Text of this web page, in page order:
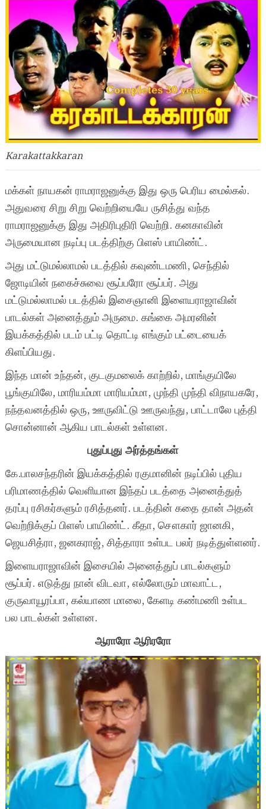
Karakattakkaran
மக்கள் நாயகன் ராமராஜனுக்கு இது ஒரு பெரிய மைல்கல்.
அதுவரை சிறு சிறு வெற்றியையே ருசித்து வந்த
ராமராஜனுக்கு இது அதிரிபுதிரி வெற்றி. கனகாவின்
அருமையான நடிப்பு படத்திற்கு பிளஸ் பாயிண்ட்.
அது மட்டுமல்லாமல் படத்தில் கவுண்டமணி, செந்தில்
ஜோடியின் நகைச்சுவை சூப்பரோ சூப்பர். அது
மட்டுமல்லாமல் படத்தில் இசைஞானி இளையராஜாவின்
பாடல்கள் அனைத்தும் அருமை. கங்கை அமரனின்
இயக்கத்தில் படம் பட்டி தொட்டி எங்கும் பட்டையைக்
கிளப்பியது.
இந்த மான் உந்தன், குடகுமலைக் காற்றில், மாங்குயிலே
பூங்குயிலே, மாரியம்மா மாரியம்மா, முந்தி முந்தி விநாயகரே,
நந்தவனத்தில் ஒரு, ஊருவிட்டு ஊருவந்து, பாட்டாலே புத்தி
சொன்னான் ஆகிய பாடல்கள் உள்ளன.
புதுப்புது அர்த்தங்கள்
கே.பாலசந்தரின் இயக்கத்தில் ரகுமானின் நடிப்பில் புதிய
பரிமாணத்தில் வெளியான இந்தப் படத்தை அனைத்துத்
தரப்பு ரசிகர்களும் ரசித்தனர். படத்தின் கதை தான் அதன்
வெற்றிக்குப் பிளஸ் பாயிண்ட். கீதா, சௌகார் ஜானகி,
ஜெயசித்ரா, ஜனகராஜ், சித்தாரா உள்பட பலர் நடித்துள்ளனர்.
இளையராஜாவின் இசையில் அனைத்துப் பாடல்களும்
சூப்பர். எடுத்து நான் விடவா, எல்லோரும் மாவாட்ட,
குருவாயூரப்பா, கல்யாண மாலை, கேளடி கண்மணி உள்பட
பல பாடல்கள் உள்ளன.
ஆராரோ ஆரிரரோ